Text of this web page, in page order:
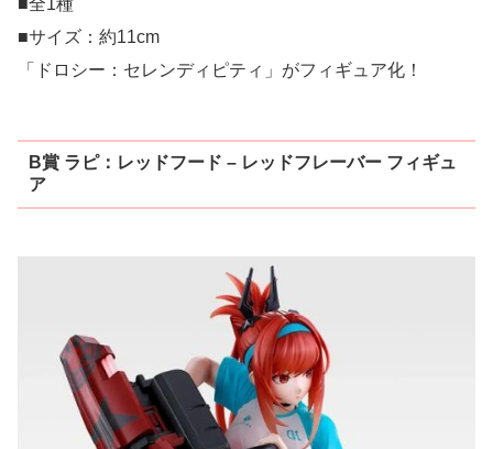
■サイズ：約11cm
「ドロシー：セレンディピティ」がフィギュア化！
B賞 ラピ：レッドフード – レッドフレーバー フィギュ
ア